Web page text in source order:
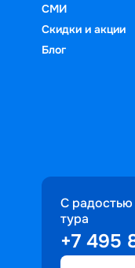
СМИ
Скидки и акции
Блог
С
тура
+7 495